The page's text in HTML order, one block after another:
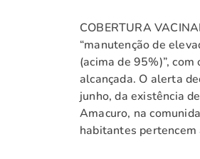
COBERTURA
“manutenção de
(acima de 95%)”,
alcançada. O alerta
junho, da existência
Amacuro, na
habitantes